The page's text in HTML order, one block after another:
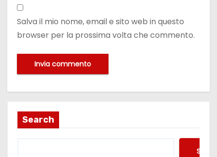
Salva il mio nome, email e sito web in questo
browser per la prossima volta che commento.
Search